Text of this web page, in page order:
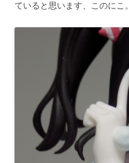
ていると思います、このにこ。